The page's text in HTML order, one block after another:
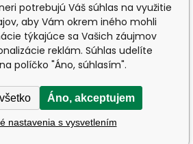
potrebujú Váš súhlas na využitie
aby Vám okrem iného mohli
týkajúce sa Vašich záujmov
reklám. Súhlas udelíte
políčko "Áno, súhlasím".
Áno, akceptujem
nastavenia s vysvetlením